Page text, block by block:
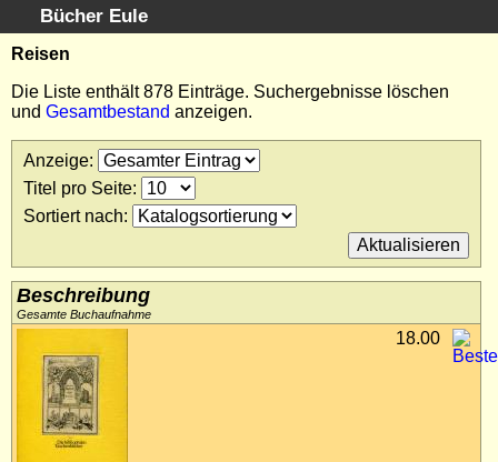
Bücher Eule
Startseite
Erweiterte Suche
Kundenservice
Kontakt
Kategorien
Kataloge
Warenkorb
Widerruf
Wir über uns
Newsletter kostenlos abonnieren
Reisen
Die Liste enthält 878 Einträge. Suchergebnisse löschen
und Gesamtbestand anzeigen.
Anzeige:
Titel pro Seite:
Sortiert nach:
Beschreibung
Gesamte Buchaufnahme
18.00